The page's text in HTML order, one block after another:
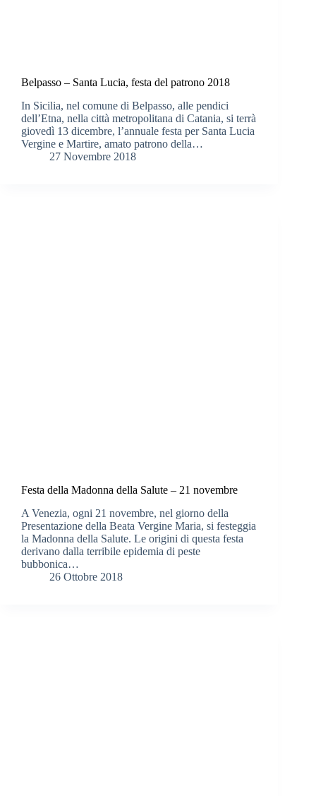
Belpasso – Santa Lucia, festa del patrono 2018
In Sicilia, nel comune di Belpasso, alle pendici
dell’Etna, nella città metropolitana di Catania, si terrà
giovedì 13 dicembre, l’annuale festa per Santa Lucia
Vergine e Martire, amato patrono della…
27 Novembre 2018
Festa della Madonna della Salute – 21 novembre
A Venezia, ogni 21 novembre, nel giorno della
Presentazione della Beata Vergine Maria, si festeggia
la Madonna della Salute. Le origini di questa festa
derivano dalla terribile epidemia di peste
bubbonica…
26 Ottobre 2018